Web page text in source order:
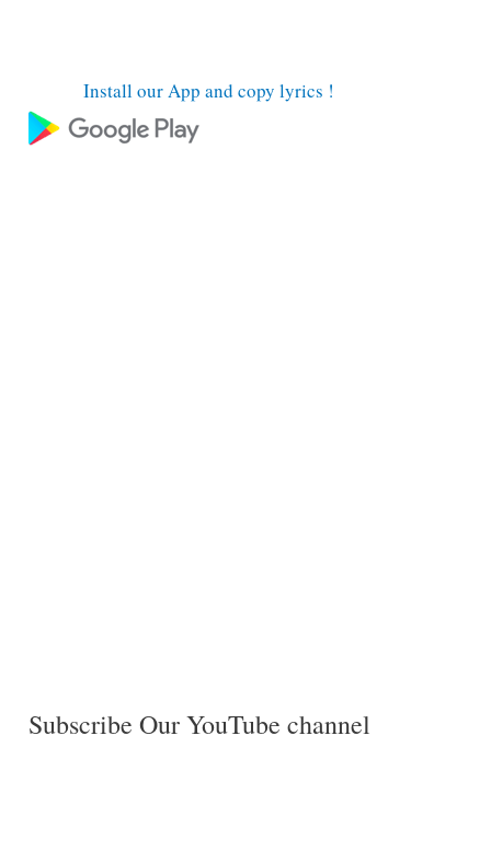
Install our App and copy lyrics !
Subscribe Our YouTube channel